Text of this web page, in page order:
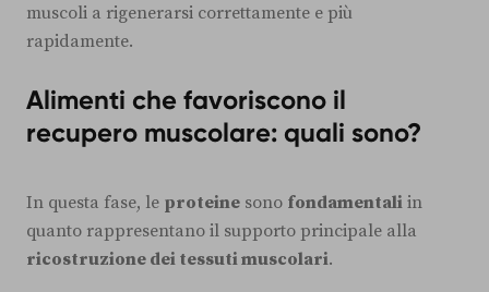
muscoli a rigenerarsi correttamente e più
rapidamente.
Alimenti che favoriscono il
recupero muscolare: quali sono?
In questa fase, le proteine sono fondamentali in
quanto rappresentano il supporto principale alla
ricostruzione dei tessuti muscolari.